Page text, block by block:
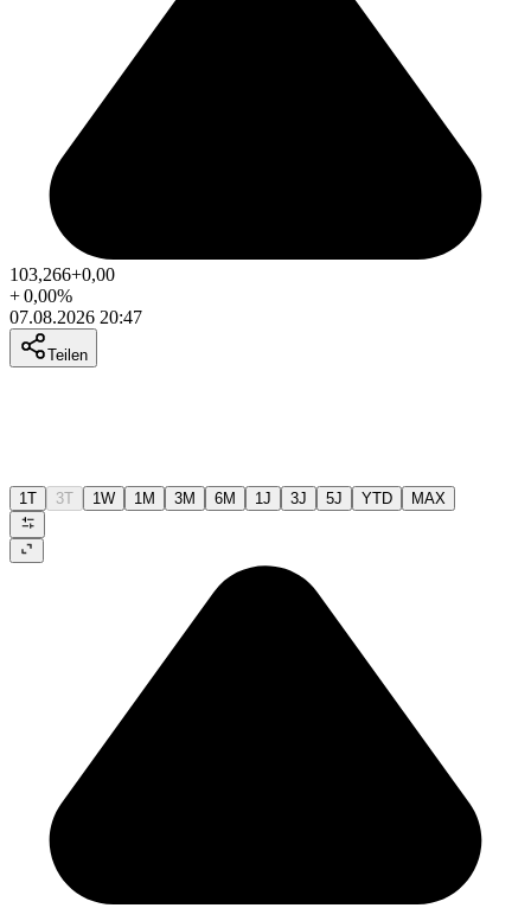
103,266+0,00
+0,00%
07.08.2026 20:47
Teilen
1T 3T 1W 1M 3M 6M 1J 3J 5J YTD MAX